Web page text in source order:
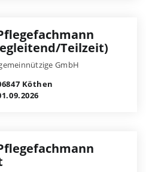
Teilzeit)
GmbH
Köthen